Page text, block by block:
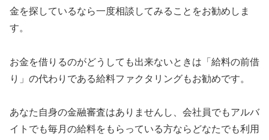
金を探しているなら一度相談してみることをお勧めしま
す。
お金を借りるのがどうしても出来ないときは「給料の前借
り」の代わりである給料ファクタリングもお勧めです。
あなた自身の金融審査はありませんし、会社員でもアルバ
イトでも毎月の給料をもらっている方ならどなたでも利用